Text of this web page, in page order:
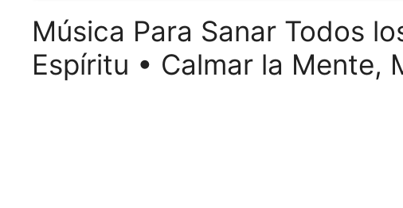
Música Para Sanar Todos
Espíritu • Calmar la Mente,